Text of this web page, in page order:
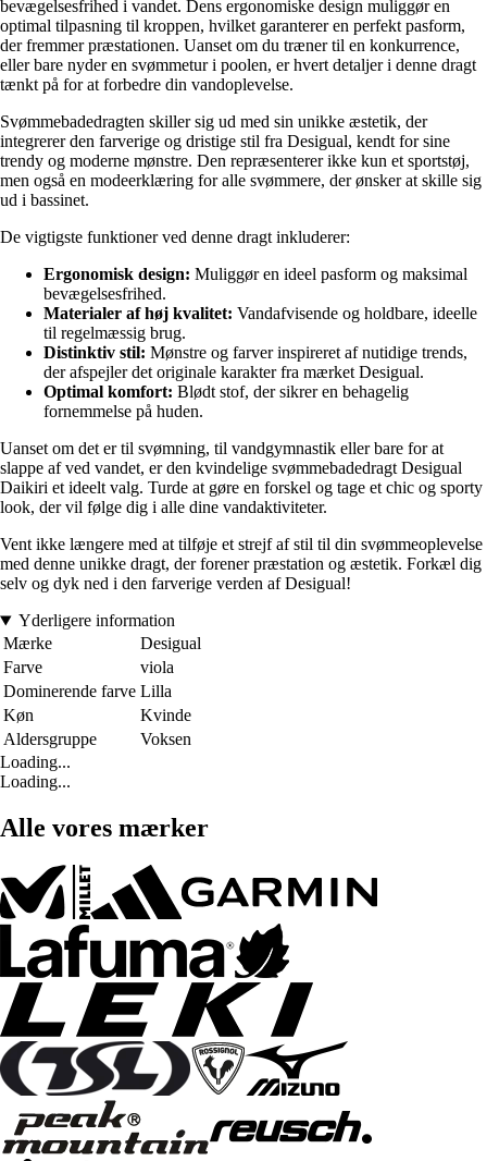
bevægelsesfrihed i vandet. Dens ergonomiske design muliggør en
optimal tilpasning til kroppen, hvilket garanterer en perfekt pasform,
der fremmer præstationen. Uanset om du træner til en konkurrence,
eller bare nyder en svømmetur i poolen, er hvert detaljer i denne dragt
tænkt på for at forbedre din vandoplevelse.
Svømmebadedragten skiller sig ud med sin unikke æstetik, der
integrerer den farverige og dristige stil fra Desigual, kendt for sine
trendy og moderne mønstre. Den repræsenterer ikke kun et sportstøj,
men også en modeerklæring for alle svømmere, der ønsker at skille sig
ud i bassinet.
De vigtigste funktioner ved denne dragt inkluderer:
Ergonomisk design: Muliggør en ideel pasform og maksimal
bevægelsesfrihed.
Materialer af høj kvalitet: Vandafvisende og holdbare, ideelle
til regelmæssig brug.
Distinktiv stil: Mønstre og farver inspireret af nutidige trends,
der afspejler det originale karakter fra mærket Desigual.
Optimal komfort: Blødt stof, der sikrer en behagelig
fornemmelse på huden.
Uanset om det er til svømning, til vandgymnastik eller bare for at
slappe af ved vandet, er den kvindelige svømmebadedragt Desigual
Daikiri et ideelt valg. Turde at gøre en forskel og tage et chic og sporty
look, der vil følge dig i alle dine vandaktiviteter.
Vent ikke længere med at tilføje et strejf af stil til din svømmeoplevelse
med denne unikke dragt, der forener præstation og æstetik. Forkæl dig
selv og dyk ned i den farverige verden af Desigual!
Yderligere information
Mærke
Desigual
Farve
viola
Dominerende farve Lilla
Køn
Kvinde
Aldersgruppe
Voksen
Loading...
Loading...
Alle vores mærker